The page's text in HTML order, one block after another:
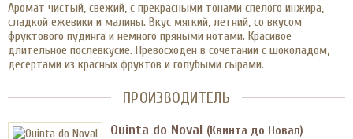
Аромат чистый, свежий, с прекрасными тонами спелого инжира,
сладкой ежевики и малины. Вкус мягкий, летний, со вкусом
фруктового пудинга и немного пряными нотами. Красивое
длительное послевкусие. Превосходен в сочетании с шоколадом,
десертами из красных фруктов и голубыми сырами.
ПРОИЗВОДИТЕЛЬ
Quinta do Noval (Квинта до Новал)